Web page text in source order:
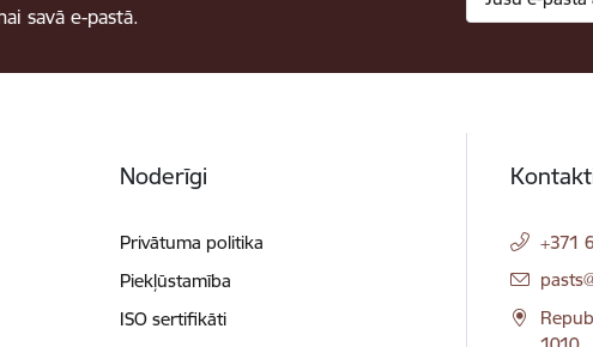
savā e-pastā.
Noderīgi
Privātuma politika
Piekļūstamība
ISO sertifikāti
+371
E-